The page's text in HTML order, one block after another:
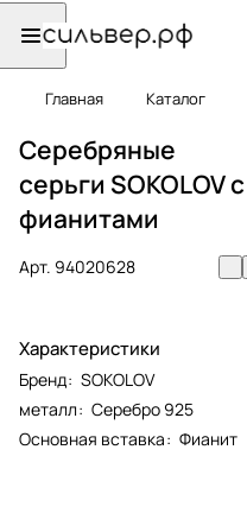
Главная Каталог
Серебряные
серьги SOKOLOV с
фианитами
Арт. 94020628
Характеристики
Бренд: SOKOLOV
металл: Серебро 925
Основная вставка: Фианит